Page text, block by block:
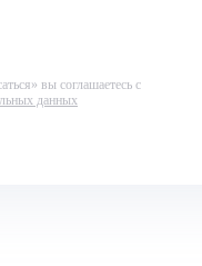
вы соглашаетесь с
данных